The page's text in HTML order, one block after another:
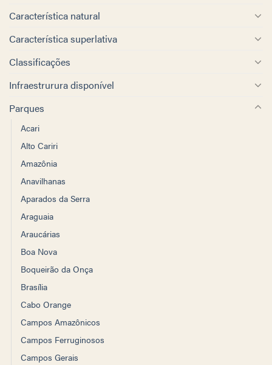
Característica natural
Característica superlativa
Classificações
Infraestrurura disponível
Parques
Acari
Alto Cariri
Amazônia
Anavilhanas
Aparados da Serra
Araguaia
Araucárias
Boa Nova
Boqueirão da Onça
Brasília
Cabo Orange
Campos Amazônicos
Campos Ferruginosos
Campos Gerais